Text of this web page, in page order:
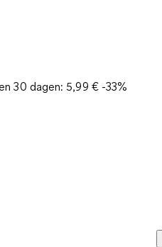
30 dagen: 5,99 €-33%